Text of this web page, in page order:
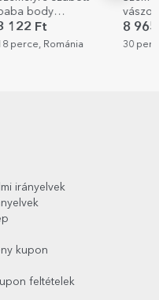
29 fotóval és
– Legjobb
965 Ft
perce, Románia
bor
5
címke
irányelvek
kupon
feltételek